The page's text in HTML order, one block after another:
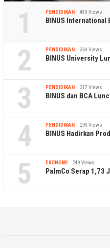
1 PENDIDIKAN 413 Views
BINUS International
2 PENDIDIKAN 364 Views
BINUS University
3 PENDIDIKAN 317 Views
BINUS dan BCA
4 PENDIDIKAN 293 Views
BINUS Hadirkan
5 EKONOMI 249 Views
PalmCo Serap 1,73